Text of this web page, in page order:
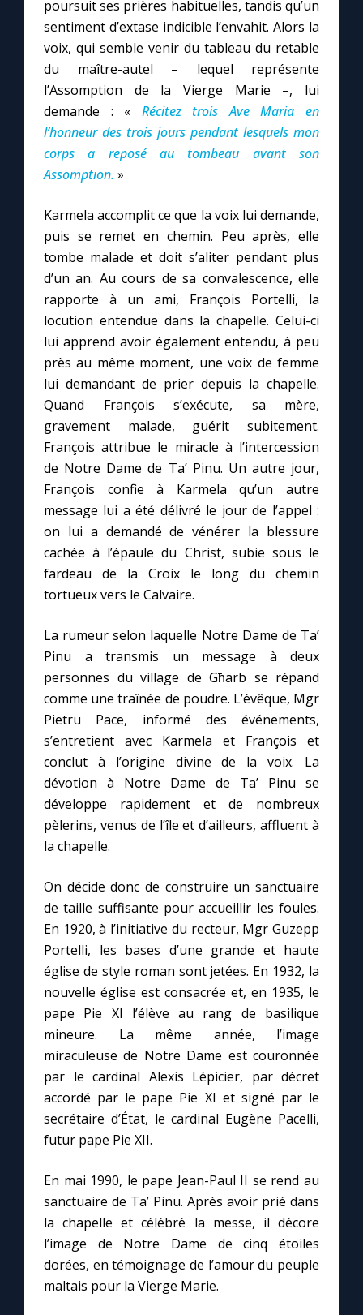
poursuit ses prières habituelles, tandis qu’un
sentiment d’extase indicible l’envahit. Alors la
voix, qui semble venir du tableau du retable
du maître-autel – lequel représente
l’Assomption de la Vierge Marie –, lui
demande : « Récitez trois Ave Maria en
l’honneur des trois jours pendant lesquels mon
corps a reposé au tombeau avant son
Assomption. »
Karmela accomplit ce que la voix lui demande,
puis se remet en chemin. Peu après, elle
tombe malade et doit s’aliter pendant plus
d’un an. Au cours de sa convalescence, elle
rapporte à un ami, François Portelli, la
locution entendue dans la chapelle. Celui-ci
lui apprend avoir également entendu, à peu
près au même moment, une voix de femme
lui demandant de prier depuis la chapelle.
Quand François s’exécute, sa mère,
gravement malade, guérit subitement.
François attribue le miracle à l’intercession
de Notre Dame de Ta’ Pinu. Un autre jour,
François confie à Karmela qu’un autre
message lui a été délivré le jour de l’appel :
on lui a demandé de vénérer la blessure
cachée à l’épaule du Christ, subie sous le
fardeau de la Croix le long du chemin
tortueux vers le Calvaire.
La rumeur selon laquelle Notre Dame de Ta’
Pinu a transmis un message à deux
personnes du village de Għarb se répand
comme une traînée de poudre. L’évêque, Mgr
Pietru Pace, informé des événements,
s’entretient avec Karmela et François et
conclut à l’origine divine de la voix. La
dévotion à Notre Dame de Ta’ Pinu se
développe rapidement et de nombreux
pèlerins, venus de l’île et d’ailleurs, affluent à
la chapelle.
On décide donc de construire un sanctuaire
de taille suffisante pour accueillir les foules.
En 1920, à l’initiative du recteur, Mgr Guzepp
Portelli, les bases d’une grande et haute
église de style roman sont jetées. En 1932, la
nouvelle église est consacrée et, en 1935, le
pape Pie XI l’élève au rang de basilique
mineure. La même année, l’image
miraculeuse de Notre Dame est couronnée
par le cardinal Alexis Lépicier, par décret
accordé par le pape Pie XI et signé par le
secrétaire d’État, le cardinal Eugène Pacelli,
futur pape Pie XII.
En mai 1990, le pape Jean-Paul II se rend au
sanctuaire de Ta’ Pinu. Après avoir prié dans
la chapelle et célébré la messe, il décore
l’image de Notre Dame de cinq étoiles
dorées, en témoignage de l’amour du peuple
maltais pour la Vierge Marie.